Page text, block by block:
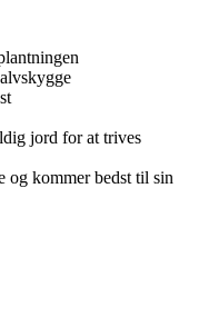
jord for at trives
kommer bedst til sin